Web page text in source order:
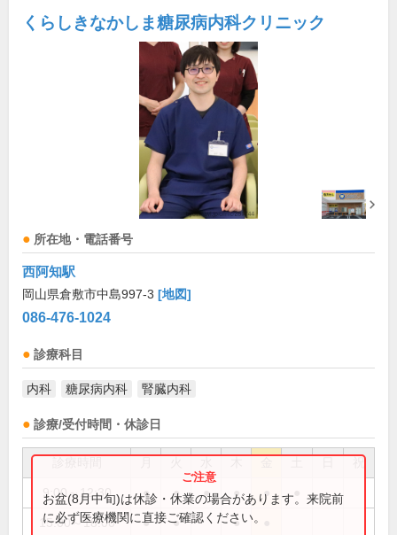
くらしきなかしま糖尿病内科クリニック
所在地・電話番号
西阿知駅
岡山県倉敷市中島997-3 [地図]
086-476-1024
診療科目
内科 糖尿病内科 腎臓内科
診療/受付時間・休診日
祝
9:00～12:30 ● ● ● ● ●
15:00～18:00 ● ● ●
お盆(8月中旬)は休診・休業の場合があります。来院前
に必ず医療機関に直接ご確認ください。